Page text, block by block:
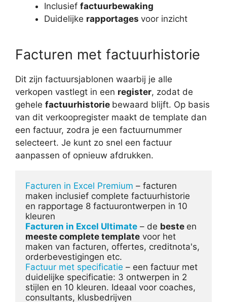
Inclusief factuurbewaking
Duidelijke rapportages voor inzicht
Facturen met factuurhistorie
Dit zijn factuursjablonen waarbij je alle
verkopen vastlegt in een register, zodat de
gehele factuurhistorie bewaard blijft. Op basis
van dit verkoopregister maakt de template dan
een factuur, zodra je een factuurnummer
selecteert. Je kunt zo snel een factuur
aanpassen of opnieuw afdrukken.
Facturen in Excel Premium – facturen
maken inclusief complete factuurhistorie
en rapportage 8 factuurontwerpen in 10
Facturen in Excel Ultimate – de beste
meeste complete template voor het
maken van facturen, offertes, creditnota's,
Factuur met specificatie – een factuur met
duidelijke specificatie: 3 ontwerpen in 2
stijlen en 10 kleuren. Ideaal voor coaches,